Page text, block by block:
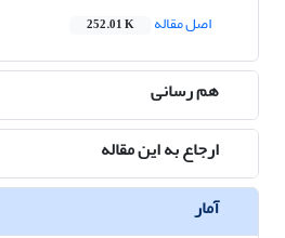
اصل مقاله
252.01 K
هم رسانی
ارجاع به این مقاله
آمار